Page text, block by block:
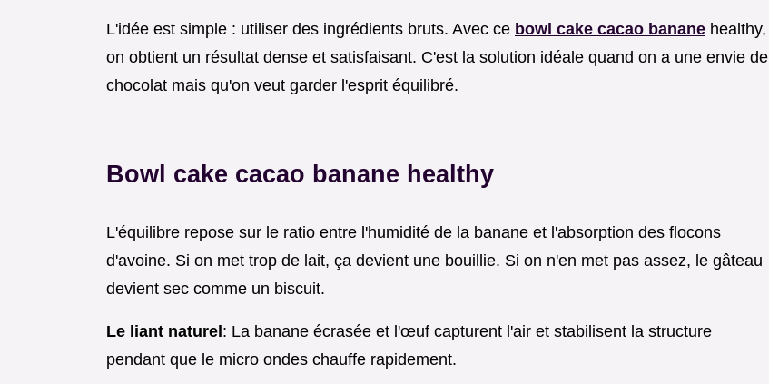
L'idée est simple : utiliser des ingrédients bruts. Avec ce bowl cake cacao banane healthy,
on obtient un résultat dense et satisfaisant. C'est la solution idéale quand on a une envie de
chocolat mais qu'on veut garder l'esprit équilibré.
Bowl cake cacao banane healthy
L'équilibre repose sur le ratio entre l'humidité de la banane et l'absorption des flocons
d'avoine. Si on met trop de lait, ça devient une bouillie. Si on n'en met pas assez, le gâteau
devient sec comme un biscuit.
Le liant naturel : La banane écrasée et l'œuf capturent l'air et stabilisent la structure
pendant que le micro ondes chauffe rapidement.